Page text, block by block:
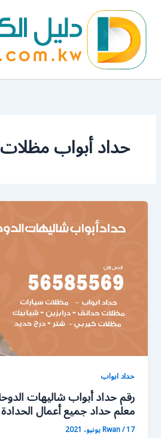
المحتوى
حداد أبواب مظلات
حداد ابواب
معلم حداد جميع أعمال الحدادة
Rwan/17 يونيو، 2021